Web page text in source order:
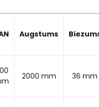
Augstums
2000 mm 36 mm